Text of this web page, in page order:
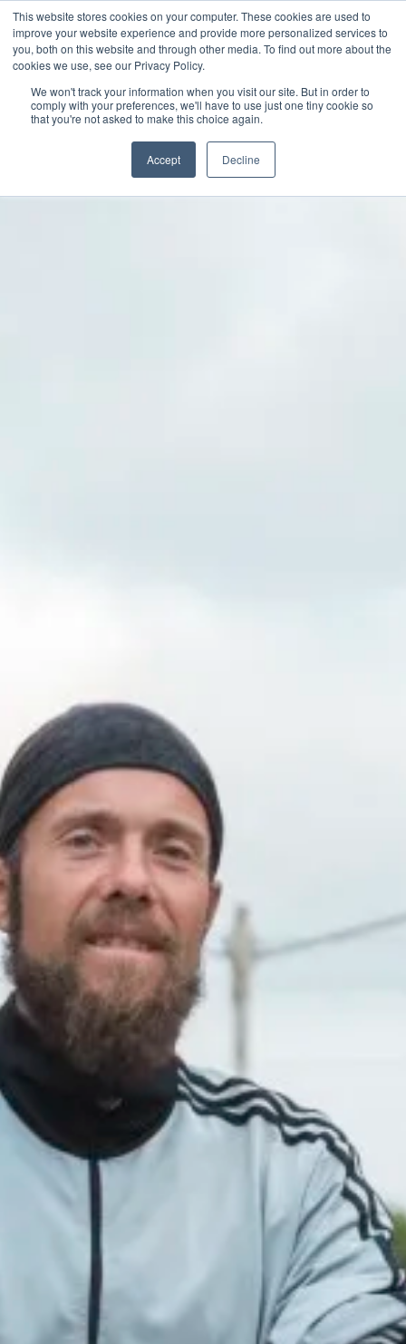
This website stores cookies on your computer. These cookies are used to
improve your website experience and provide more personalized services to
you, both on this website and through other media. To find out more about the
cookies we use, see our Privacy Policy.
We won't track your information when you visit our site. But in order to
comply with your preferences, we'll have to use just one tiny cookie so
that you're not asked to make this choice again.
Accept Decline